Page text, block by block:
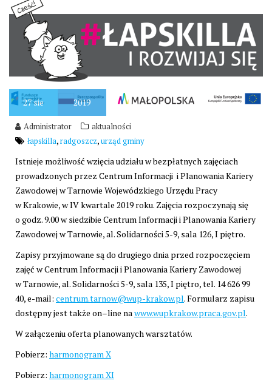
27sie 2019
Administrator
aktualności
łapskilla,radgoszcz,urząd gminy
Istnieje możliwość wzięcia udziału w bezpłatnych zajęciach
prowadzonych przez Centrum Informacji i Planowania Kariery
Zawodowej w Tarnowie Wojewódzkiego Urzędu Pracy
w Krakowie, w IV kwartale 2019 roku. Zajęcia rozpoczynają się
o godz. 9.00 w siedzibie Centrum Informacji i Planowania Kariery
Zawodowej w Tarnowie, al. Solidarności 5-9, sala 126, I piętro.
Zapisy przyjmowane są do drugiego dnia przed rozpoczęciem
zajęć w Centrum Informacji i Planowania Kariery Zawodowej
w Tarnowie, al. Solidarności 5-9, sala 135, I piętro, tel. 14 626 99
40, e-mail: centrum.tarnow@wup-krakow.pl. Formularz zapisu
dostępny jest także on–line nawww.wupkrakow.praca.gov.pl.
W załączeniu oferta planowanych warsztatów.
Pobierz: harmonogram X
Pobierz: harmonogram XI